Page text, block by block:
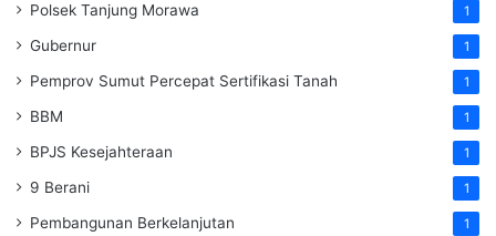
Polsek Tanjung Morawa 1
Gubernur 1
Pemprov Sumut Percepat Sertifikasi Tanah 1
BBM 1
BPJS Kesejahteraan 1
9 Berani 1
Pembangunan Berkelanjutan 1